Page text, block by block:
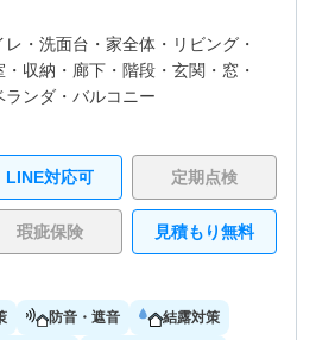
レ・ 洗面台・ 家全体・ リビング・
収納・ 廊下・ 階段・ 玄関・ 窓・
ランダ・バルコニー
LINE対応可 定期点検
瑕疵保険 見積もり無料
防音・遮音 結露対策